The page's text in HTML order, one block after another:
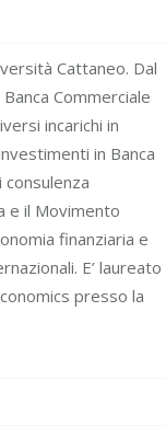
Cattaneo. Dal
Commerciale
incarichi in
in Banca
e il Movimento
finanziaria e
E’ laureato
presso la